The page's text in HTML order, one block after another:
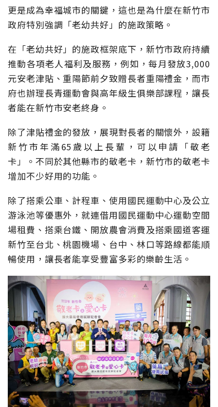
更是成為幸福城市的關鍵，這也是為什麼在新竹市
政府特別強調「老幼共好」的施政策略。
在「老幼共好」的施政框架底下，新竹市政府持續
推動各項老人福利及服務，例如，每月發放3,000
元安老津貼、重陽節前夕致贈長者重陽禮金，而市
府也辦理長青運動會與高年級生俱樂部課程，讓長
者能在新竹市安老終身。
除了津貼禮金的發放，展現對長者的關懷外，設籍
新竹市年滿65歲以上長輩，可以申請「敬老
卡」。不同於其他縣市的敬老卡，新竹市的敬老卡
增加不少好用的功能。
除了搭乘公車、計程車、使用國民運動中心及公立
游泳池等優惠外，就連借用國民運動中心運動空間
場租費、搭乘台鐵、開放農會消費及搭乘國道客運
新竹至台北、桃園機場、台中、林口等路線都能順
暢使用，讓長者能享受豐富多彩的樂齡生活。